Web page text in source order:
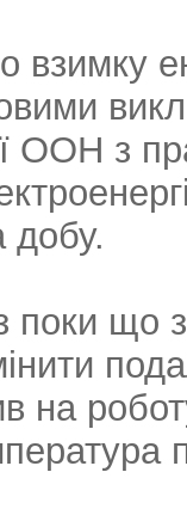
взимку
ООН з
добу.
поки
на